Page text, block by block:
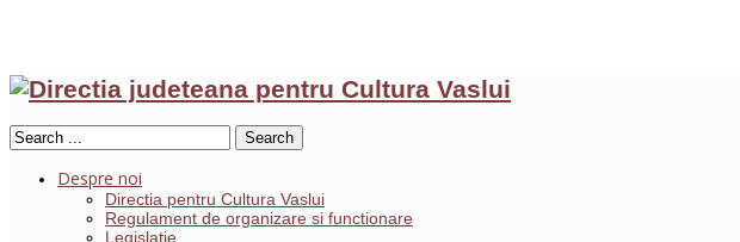
Search
Despre noi
Directia pentru Cultura Vaslui
Regulament de organizare si functionare
Legislatie